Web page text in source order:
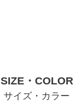
SIZE・COLOR
サイズ・カラー